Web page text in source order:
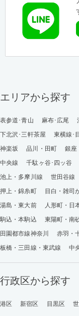
エリアから探す
表参道･青山 麻布･広尾
下北沢･三軒茶屋
東横線･
神楽坂
品川・田町 銀座
中央線
千駄ヶ谷･四ッ谷
池上・多摩川線
世田谷線
押上・錦糸町
目白・雑司
湯島・東大前
人形町・日
駒込・本駒込
東陽町・南
田園都市線神奈川
赤羽・
板橋・三田線・東武線
中
行政区から探す
港区 新宿区 目黒区